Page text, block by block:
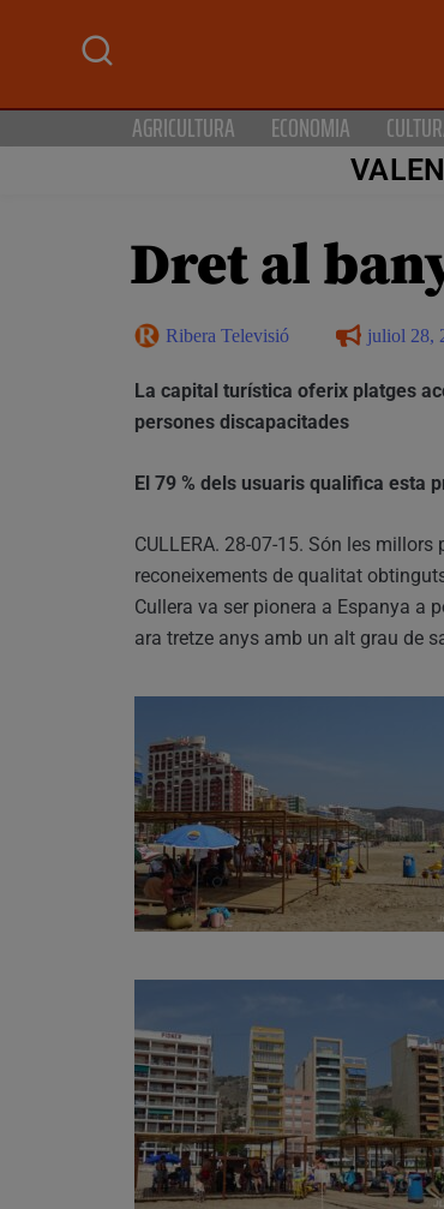
AGRICULTURA ECONOMIA
Dret al
Ribera Televisió juliol 28,
La capital turística oferix platges
persones discapacitades
El 79 % dels usuaris qualifica esta
CULLERA. 28-07-15. Són les
reconeixements de qualitat
Cullera va ser pionera a Espanya a
ara tretze anys amb un alt grau de